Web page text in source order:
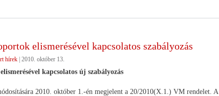
elismerésével kapcsolatos szabályozás
hírek 2010. október 13.
kapcsolatos új szabályozás
2010. október 1.-én megjelent a 20/2010(X.1.) VM rendelet. A